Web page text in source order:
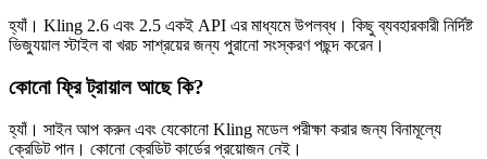
হ্যাঁ। Kling 2.6 এবং 2.5 একই API এর মাধ্যমে উপলব্ধ। কিছু ব্যবহারকারী নির্দিষ্ট
ভিজ্যুয়াল স্টাইল বা খরচ সাশ্রয়ের জন্য পুরানো সংস্করণ পছন্দ করেন।
কোনো ফ্রি ট্রায়াল আছে কি?
হ্যাঁ। সাইন আপ করুন এবং যেকোনো Kling মডেল পরীক্ষা করার জন্য বিনামূল্যে
ক্রেডিট পান। কোনো ক্রেডিট কার্ডের প্রয়োজন নেই।